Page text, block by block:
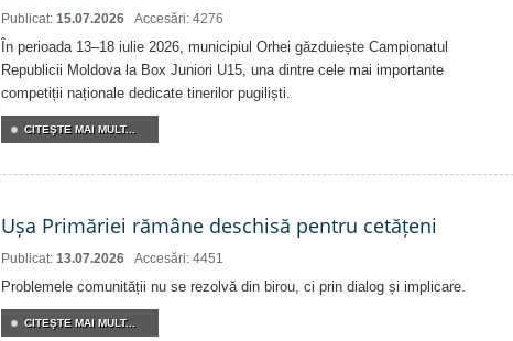
Publicat: 15.07.2026 Accesări: 4276
În perioada 13–18 iulie 2026, municipiul Orhei găzduiește Campionatul
Republicii Moldova la Box Juniori U15, una dintre cele mai importante
competiții naționale dedicate tinerilor pugiliști.
CITEŞTE MAI MULT...
Ușa Primăriei rămâne deschisă pentru cetățeni
Publicat: 13.07.2026 Accesări: 4451
Problemele comunității nu se rezolvă din birou, ci prin dialog și implicare.
CITEŞTE MAI MULT...